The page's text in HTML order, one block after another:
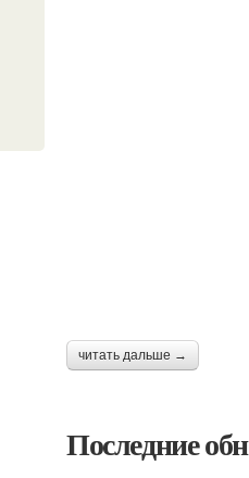
читать дальше →
Последние